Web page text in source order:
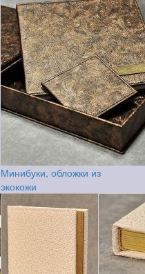
Минибуки, обложки из
экокожи